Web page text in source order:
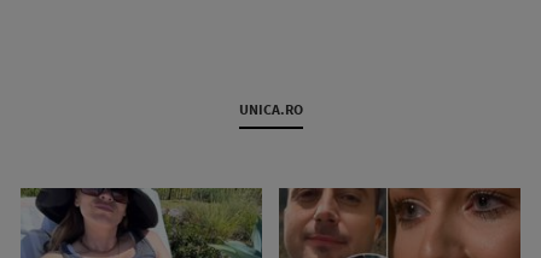
UNICA.RO